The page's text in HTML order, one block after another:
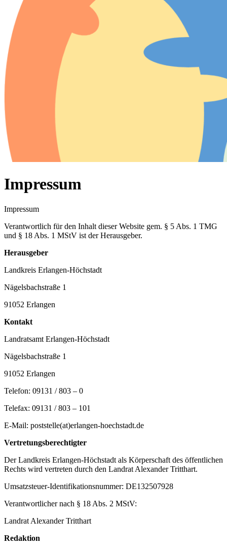
Impressum
Start
Impressum
Verantwortlich für den Inhalt dieser Website gem. § 5 Abs. 1 TMG
und § 18 Abs. 1 MStV ist der Herausgeber.
Herausgeber
Landkreis Erlangen-Höchstadt
Nägelsbachstraße 1
91052 Erlangen
Kontakt
Landratsamt Erlangen-Höchstadt
Nägelsbachstraße 1
91052 Erlangen
Telefon: 09131 / 803 – 0
Telefax: 09131 / 803 – 101
E-Mail: poststelle(at)erlangen-hoechstadt.de
Vertretungsberechtigter
Der Landkreis Erlangen-Höchstadt als Körperschaft des öffentlichen
Rechts wird vertreten durch den Landrat Alexander Tritthart.
Umsatzsteuer-Identifikationsnummer: DE132507928
Verantwortlicher nach § 18 Abs. 2 MStV:
Landrat Alexander Tritthart
Redaktion